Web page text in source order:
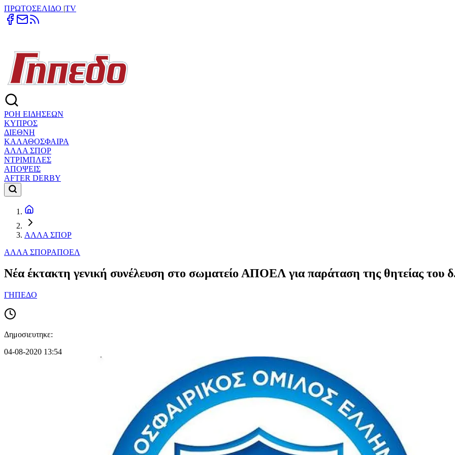
ΠΡΩΤΟΣΕΛΙΔΟ |TV
ΡΟΗ ΕΙΔΗΣΕΩΝ
ΚΥΠΡΟΣ
ΔΙΕΘΝΗ
ΚΑΛΑΘΟΣΦΑΙΡΑ
ΑΛΛΑ ΣΠΟΡ
ΝΤΡΙΜΠΛΕΣ
ΑΠΟΨΕΙΣ
AFTER DERBY
ΑΛΛΑ ΣΠΟΡ
ΑΛΛΑ ΣΠΟΡΑΠΟΕΛ
Νέα έκτακτη γενική συνέλευση στο σωματείο ΑΠΟΕΛ για παράταση της θητείας του
ΓΗΠΕΔΟ
Δημοσιευτηκε:
04-08-2020 13:54